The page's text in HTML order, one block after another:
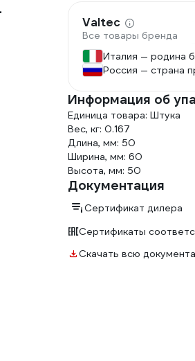
Valtec
Все товары бренда
Италия — родина
Россия — страна
Информация об
Единица товара: Штука
Вес, кг: 0.167
Длина, мм: 50
Ширина, мм: 60
Высота, мм: 50
Документация
Сертификат дилера
Сертификаты
Скачать всю